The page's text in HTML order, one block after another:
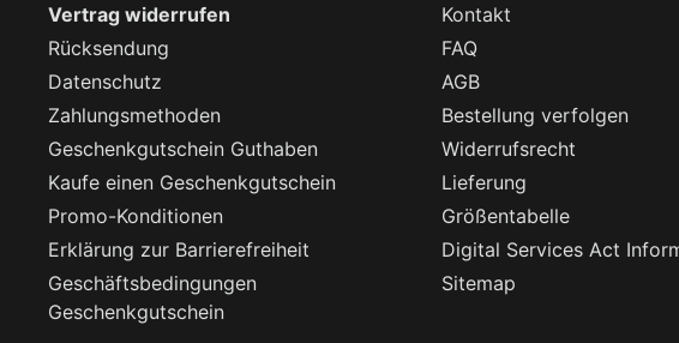
Vertrag widerrufen
Kontakt
Rücksendung
FAQ
Datenschutz
AGB
Zahlungsmethoden
Bestellung verfolgen
Geschenkgutschein Guthaben
Widerrufsrecht
Kaufe einen Geschenkgutschein
Lieferung
Promo-Konditionen
Größentabelle
Erklärung zur Barrierefreiheit
Digital Services Act
Geschäftsbedingungen
Geschenkgutschein
Sitemap